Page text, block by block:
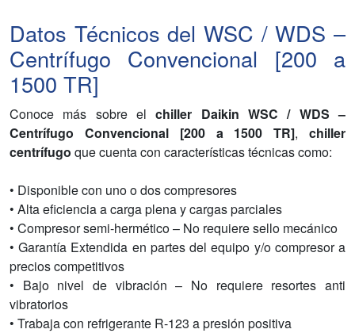
Datos Técnicos del WSC / WDS –
Centrífugo Convencional [200 a
1500 TR]
Conoce más sobre elchiller Daikin WSC / WDS –
Centrífugo Convencional [200 a 1500 TR],chiller
centrífugo que cuenta con características técnicas como:
• Disponible con uno o dos compresores
• Alta eficiencia a carga plena y cargas parciales
• Compresor semi-hermético – No requiere sello mecánico
• Garantía Extendida en partes del equipo y/o compresor a
precios competitivos
• Bajo nivel de vibración – No requiere resortes anti
vibratorios
• Trabaja con refrigerante R-123 a presión positiva